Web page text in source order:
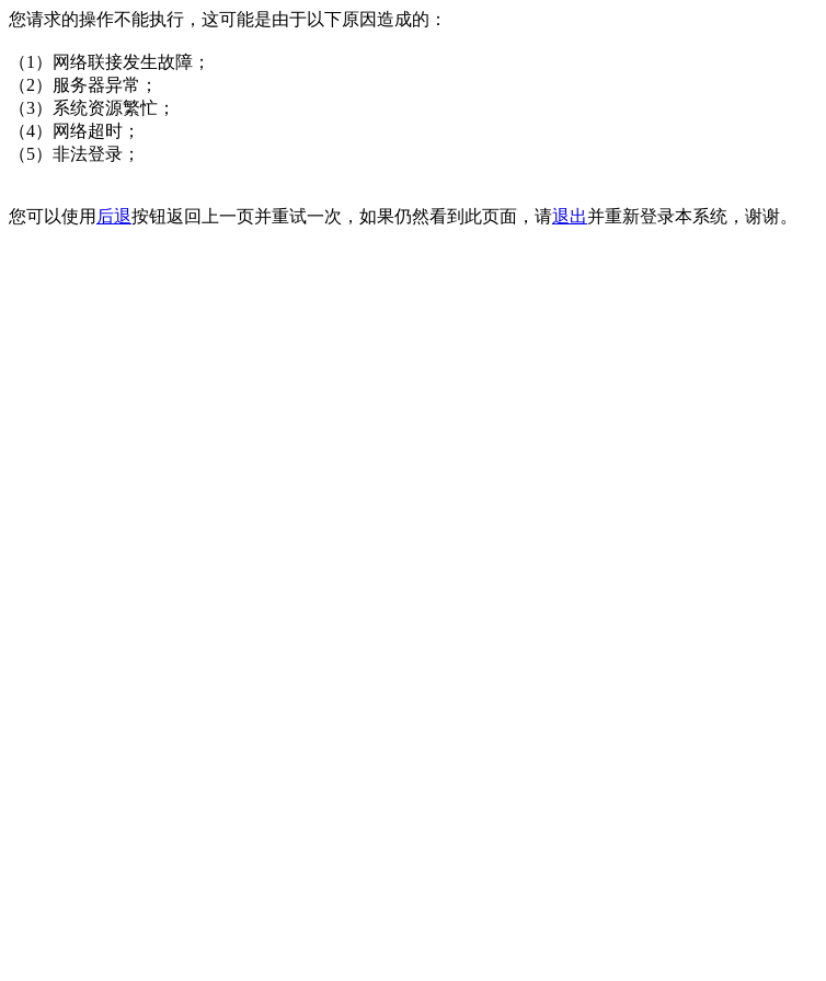
您请求的操作不能执行，这可能是由于以下原因造成的：
（1）网络联接发生故障；
（2）服务器异常；
（3）系统资源繁忙；
（4）网络超时；
（5）非法登录；
您可以使用 后退按钮返回上一页并重试一次，如果仍然看到此页面，请退出并重新登录本系统，谢谢。